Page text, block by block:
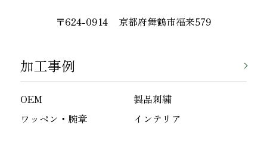
〒624-0914 京都府舞鶴市福来579
加工事例
OEM
製品刺繍
ワッペン・腕章
インテリア